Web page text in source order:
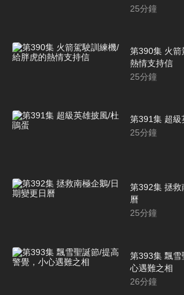
25分鐘
第390集 火箭
熱情支持信
25分鐘
第391集 超級
25分鐘
第392集 拯救
曆
25分鐘
第393集 飄雪
心遇難之相
26分鐘